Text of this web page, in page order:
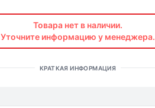
Товара нет в наличии.
Уточните информацию у менеджера.
КРАТКАЯ ИНФОРМАЦИЯ